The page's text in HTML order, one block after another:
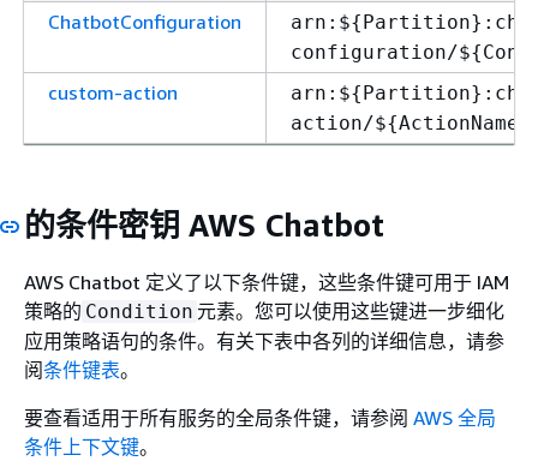
ChatbotConfiguration arn:${
configuration/${
custom-action arn:${
action/${ActionName}
的条件密钥 AWS Chatbot
AWS Chatbot 定义了以下条件键，这些条件键可用于 IAM
策略的 Condition 元素。您可以使用这些键进一步细化
应用策略语句的条件。有关下表中各列的详细信息，请参
阅条件键表。
要查看适用于所有服务的全局条件键，请参阅 AWS 全局
条件上下文键。